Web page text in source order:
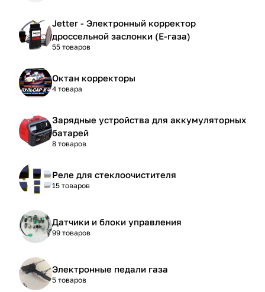
Jetter - Электронный корректор
дроссельной заслонки (Е-газа)
55 товаров
Октан корректоры
4 товара
Зарядные устройства для аккумуляторных
батарей
8 товаров
Реле для стеклоочистителя
15 товаров
Датчики и блоки управления
99 товаров
Электронные педали газа
5 товаров